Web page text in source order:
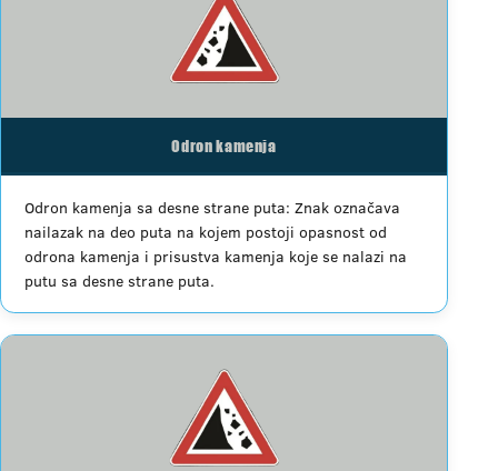
Odron kamenja
Odron kamenja sa desne strane puta: Znak označava
nailazak na deo puta na kojem postoji opasnost od
odrona kamenja i prisustva kamenja koje se nalazi na
putu sa desne strane puta.